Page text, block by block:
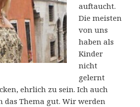
auftaucht.
Die meisten
von uns
haben als
Kinder
nicht
gelernt
ehrlich zu sein. Ich auch
das Thema gut. Wir werden